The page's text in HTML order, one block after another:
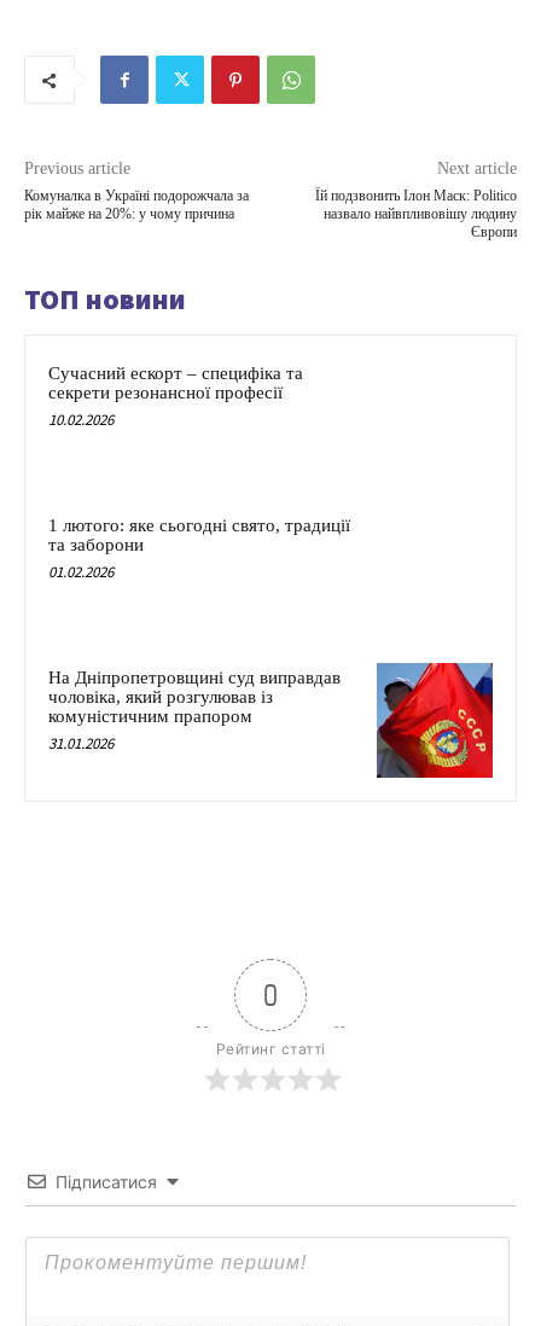
Previous article
Комуналка в Україні подорожчала за
рік майже на 20%: у чому причина
Next article
Їй подзвонить Ілон Маск: Politico
назвало найвпливовішу людину
Європи
ТОП новини
Сучасний ескорт – специфіка та
секрети резонансної професії
10.02.2026
1 лютого: яке сьогодні свято, традиції
та заборони
01.02.2026
На Дніпропетровщині суд виправдав
чоловіка, який розгулював із
комуністичним прапором
31.01.2026
0
Рейтинг статті
Підписатися